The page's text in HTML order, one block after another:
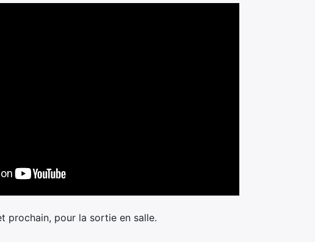
prochain, pour la sortie en salle.